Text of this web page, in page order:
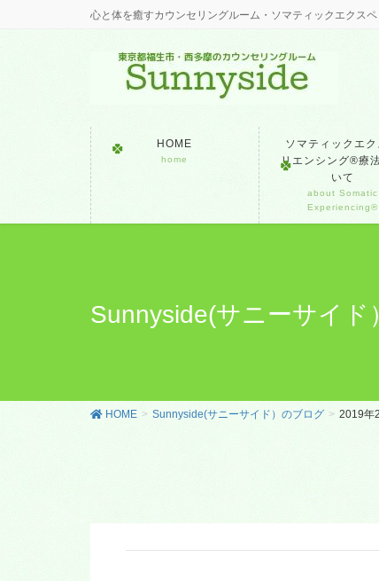
心と体を癒すカウンセリングルーム・ソマティックエクス
HOME
home
ソマティックエク
リエンシング®療
いて
about Somatic
Experiencing®
Sunnyside(サニーサイド
HOME Sunnyside(サニーサイド）のブログ 2019年